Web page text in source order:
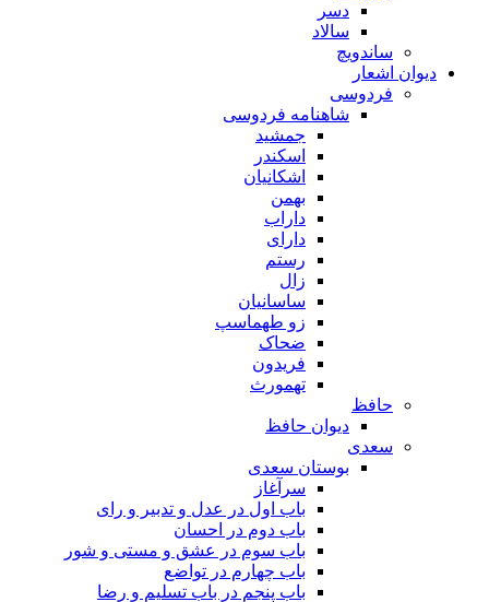
دسر
سالاد
ساندویچ
دیوان اشعار
فردوسی
شاهنامه فردوسی
جمشید
اسکندر
اشکانیان
بهمن
داراب
دارای
رستم
زال
ساسانیان
زو طهماسپ‏
ضحاک
فریدون
تهمورث
حافظ
دیوان حافظ
سعدی
بوستان سعدی
سرآغاز
باب اول در عدل و تدبیر و رای
باب دوم در احسان
باب سوم در عشق و مستی و شور
باب چهارم در تواضع
باب پنجم در باب تسلیم و رضا